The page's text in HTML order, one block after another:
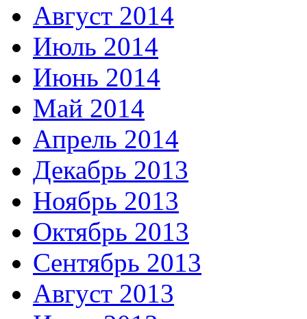
Август 2014
Июль 2014
Июнь 2014
Май 2014
Апрель 2014
Декабрь 2013
Ноябрь 2013
Октябрь 2013
Сентябрь 2013
Август 2013